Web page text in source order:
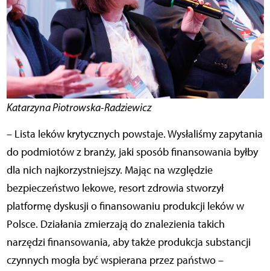
Katarzyna Piotrowska-Radziewicz
– Lista leków krytycznych powstaje. Wysłaliśmy zapytania
do podmiotów z branży, jaki sposób finansowania byłby
dla nich najkorzystniejszy. Mając na względzie
bezpieczeństwo lekowe, resort zdrowia stworzył
platformę dyskusji o finansowaniu produkcji leków w
Polsce. Działania zmierzają do znalezienia takich
narzędzi finansowania, aby także produkcja substancji
czynnych mogła być wspierana przez państwo –